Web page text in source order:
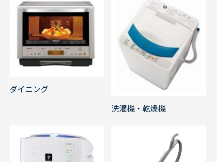
ダイニング
洗濯機・乾燥機